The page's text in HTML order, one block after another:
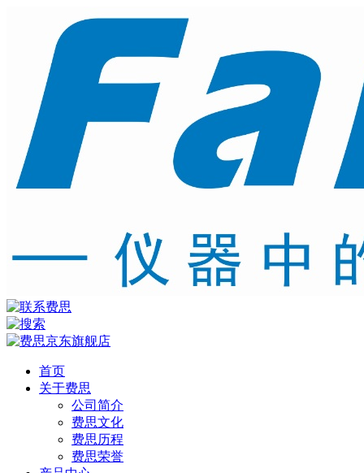
首页
关于费思
公司简介
费思文化
费思历程
费思荣誉